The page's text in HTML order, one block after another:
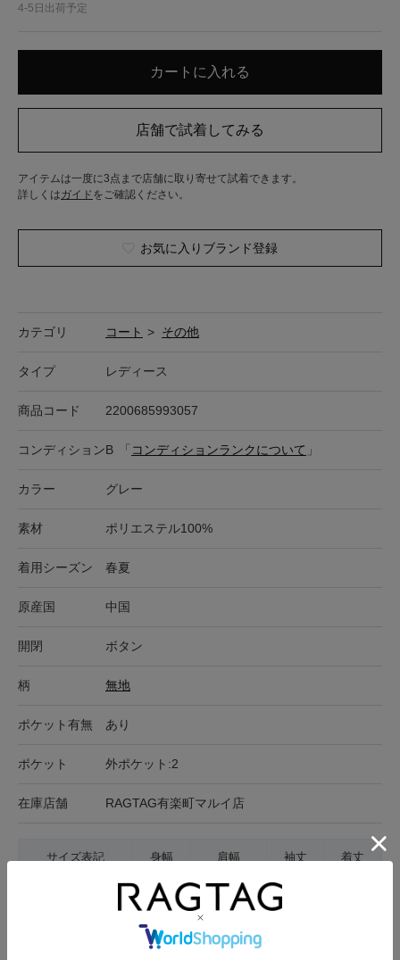
4-5日出荷予定
アイテムは一度に3点まで店舗に取り寄せて試着できます。
詳しくはガイド をご確認ください。
お気に入りブランド登録
カテゴリ コート > その他
タイプ レディース
商品コード 2200685993057
コンディションB 「 コンディションランクについて 」
カラー グレー
素材 ポリエステル100%
着用シーズン 春夏
原産国 中国
開閉 ボタン
柄 無地
ポケット有無 あり
ポケット 外ポケット:2
在庫店舗 RAGTAG有楽町マルイ店
サイズ表記 身幅 肩幅 袖丈 着丈
46cm 37.5cm 61cm
サイズの測り方について